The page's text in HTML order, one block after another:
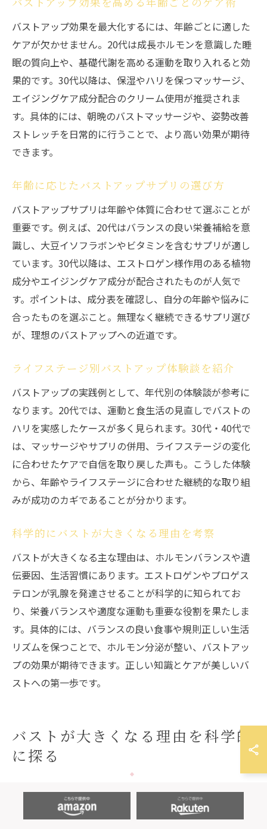
バストアップ効果を高める年齢ごとのケア術
バストアップ効果を最大化するには、年齢ごとに適した
ケアが欠かせません。20代は成長ホルモンを意識した睡
眠の質向上や、基礎代謝を高める運動を取り入れると効
果的です。30代以降は、保湿やハリを保つマッサージ、
エイジングケア成分配合のクリーム使用が推奨されま
す。具体的には、朝晩のバストマッサージや、姿勢改善
ストレッチを日常的に行うことで、より高い効果が期待
できます。
年齢に応じたバストアップサプリの選び方
バストアップサプリは年齢や体質に合わせて選ぶことが
重要です。例えば、20代はバランスの良い栄養補給を意
識し、大豆イソフラボンやビタミンを含むサプリが適し
ています。30代以降は、エストロゲン様作用のある植物
成分やエイジングケア成分が配合されたものが人気で
す。ポイントは、成分表を確認し、自分の年齢や悩みに
合ったものを選ぶこと。無理なく継続できるサプリ選び
が、理想のバストアップへの近道です。
ライフステージ別バストアップ体験談を紹介
バストアップの実践例として、年代別の体験談が参考に
なります。20代では、運動と食生活の見直しでバストの
ハリを実感したケースが多く見られます。30代・40代で
は、マッサージやサプリの併用、ライフステージの変化
に合わせたケアで自信を取り戻した声も。こうした体験
から、年齢やライフステージに合わせた継続的な取り組
みが成功のカギであることが分かります。
科学的にバストが大きくなる理由を考察
バストが大きくなる主な理由は、ホルモンバランスや遺
伝要因、生活習慣にあります。エストロゲンやプロゲス
テロンが乳腺を発達させることが科学的に知られてお
り、栄養バランスや適度な運動も重要な役割を果たしま
す。具体的には、バランスの良い食事や規則正しい生活
リズムを保つことで、ホルモン分泌が整い、バストアッ
プの効果が期待できます。正しい知識とケアが美しいバ
ストへの第一歩です。
バストが大きくなる理由を科学的
に探る
バストアップの仕組みと成長ホルモンの役割